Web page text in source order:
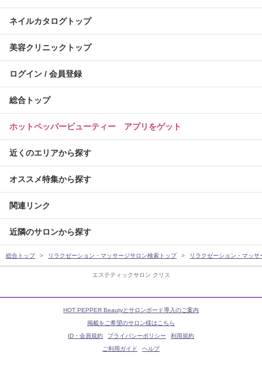
エステティックサロン クリス
ネイルカタログトップ
美容クリニックトップ
ログイン / 会員登録
総合トップ
ホットペッパービューティー アプリをゲット
近くのエリアから探す
オススメ特集から探す
関連リンク
近隣のサロンから探す
総合トップ リラクゼーション・マッサージサロン検索トップ リラクゼーション・マッ
HOT PEPPER Beautyとサロンボード導入のご案内
掲載をご希望のサロン様はこちら
ID・会員規約
プライバシーポリシー
利用規約
ご利用ガイド
ヘルプ